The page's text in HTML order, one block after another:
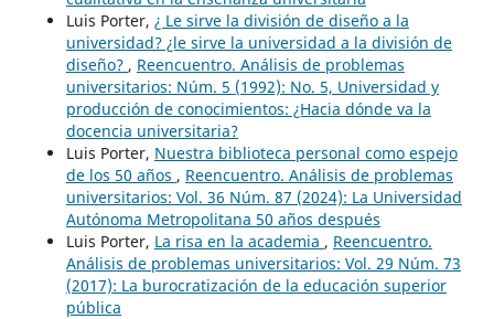
Luis Porter, ¿ Le sirve la división de diseño a la
universidad? ¿le sirve la universidad a la división de
diseño? , Reencuentro. Análisis de problemas
universitarios: Núm. 5 (1992): No. 5, Universidad y
producción de conocimientos: ¿Hacia dónde va la
docencia universitaria?
Luis Porter, Nuestra biblioteca personal como espejo
de los 50 años , Reencuentro. Análisis de problemas
universitarios: Vol. 36 Núm. 87 (2024): La Universidad
Autónoma Metropolitana 50 años después
Luis Porter, La risa en la academia , Reencuentro.
Análisis de problemas universitarios: Vol. 29 Núm. 73
(2017): La burocratización de la educación superior
pública